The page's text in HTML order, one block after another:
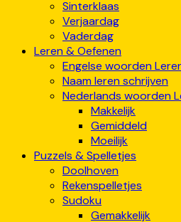
Sinterklaas
Verjaardag
Vaderdag
Leren & Oefenen
Engelse woorden
Naam leren schrijven
Nederlands woorden
Makkelijk
Gemiddeld
Moeilijk
Puzzels & Spelletjes
Doolhoven
Rekenspelletjes
Sudoku
Gemakkelijk